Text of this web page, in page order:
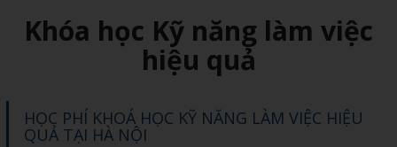
Khóa học Kỹ năng làm việc
hiệu quả
HỌC PHÍ KHOÁ HỌC KỸ NĂNG LÀM VIỆC HIỆU
QUẢ TẠI HÀ NỘI